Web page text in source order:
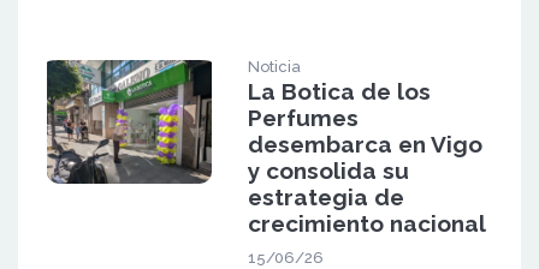
Noticia
La Botica de los
Perfumes
desembarca en Vigo
y consolida su
estrategia de
crecimiento nacional
15/06/26